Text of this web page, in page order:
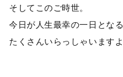
そしてこのご時世。
今日が人生最幸の一日とな
たくさんいらっしゃいますよ